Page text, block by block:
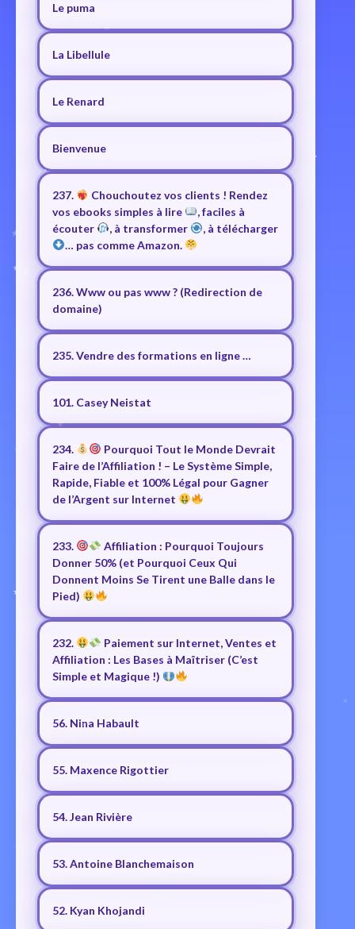
Le puma
La Libellule
Le Renard
Bienvenue
237.
Chouchoutez vos clients ! Rendez
vos ebooks simples à lire
, faciles à
écouter
, à transformer
, à télécharger
… pas comme Amazon.
236. Www ou pas www ? (Redirection de
domaine)
235. Vendre des formations en ligne …
101. Casey Neistat
234.
Pourquoi Tout le Monde Devrait
Faire de l’Affiliation ! – Le Système Simple,
Rapide, Fiable et 100% Légal pour Gagner
de l’Argent sur Internet
233.
Affiliation : Pourquoi Toujours
Donner 50% (et Pourquoi Ceux Qui
Donnent Moins Se Tirent une Balle dans le
Pied)
232.
Paiement sur Internet, Ventes et
Affiliation : Les Bases à Maîtriser (C’est
Simple et Magique !)
56. Nina Habault
55. Maxence Rigottier
54. Jean Rivière
53. Antoine Blanchemaison
52. Kyan Khojandi